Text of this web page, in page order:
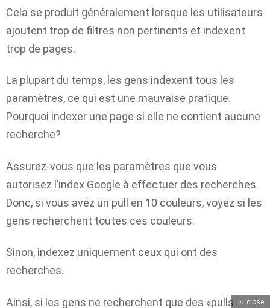
Cela se produit généralement lorsque les utilisateurs
ajoutent trop de filtres non pertinents et indexent
trop de pages.
La plupart du temps, les gens indexent tous les
paramètres, ce qui est une mauvaise pratique.
Pourquoi indexer une page si elle ne contient aucune
recherche?
Assurez-vous que les paramètres que vous
autorisez l’index Google à effectuer des recherches.
Donc, si vous avez un pull en 10 couleurs, voyez si les
gens recherchent toutes ces couleurs.
Sinon, indexez uniquement ceux qui ont des
recherches.
Ainsi, si les gens ne recherchent que des «pulls close